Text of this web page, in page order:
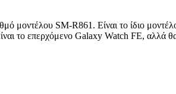
μοντέλου SM-R861. Είναι το ίδιο
το επερχόμενο Galaxy Watch FE,